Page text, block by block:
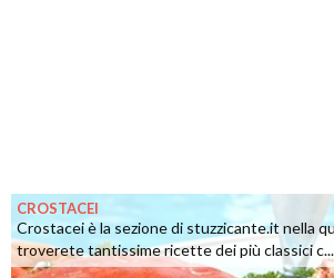
CROSTACEI
Crostacei è la sezione di stuzzicante.it nella
troverete tantissime ricette dei più classici c...